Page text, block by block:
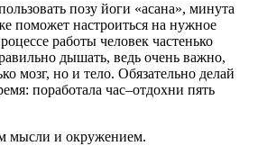
позу йоги «асана», минута
поможет настроиться на нужное
работы человек частенько
дышать, ведь очень важно,
мозг, но и тело. Обязательно делай
поработала час–отдохни пять
мысли и окружением.